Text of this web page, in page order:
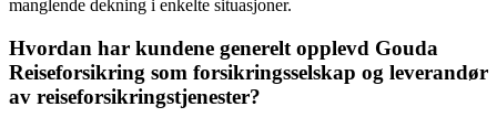
manglende dekning i enkelte situasjoner.
Hvordan har kundene generelt opplevd Gouda
Reiseforsikring som forsikringsselskap og leverandør
av reiseforsikringstjenester?